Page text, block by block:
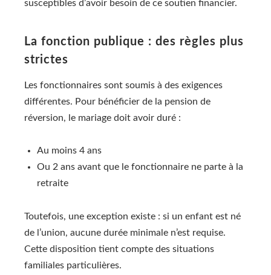
susceptibles d’avoir besoin de ce soutien financier.
La fonction publique : des règles plus
strictes
Les fonctionnaires sont soumis à des exigences
différentes. Pour bénéficier de la pension de
réversion, le mariage doit avoir duré :
Au moins 4 ans
Ou 2 ans avant que le fonctionnaire ne parte à la
retraite
Toutefois, une exception existe : si un enfant est né
de l’union, aucune durée minimale n’est requise.
Cette disposition tient compte des situations
familiales particulières.